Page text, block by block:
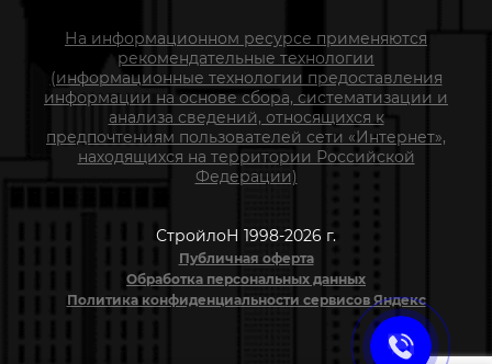
На информационном ресурсе применяются
рекомендательные технологии
(информационные технологии предоставления
информации на основе сбора, систематизации и
анализа сведений, относящихся к
предпочтениям пользователей сети «Интернет»,
находящихся на территории Российской
Федерации)
СтройлоН 1998-2026 г.
Публичная оферта
Обработка персональных данных
Политика конфиденциальности сервисов Яндекс